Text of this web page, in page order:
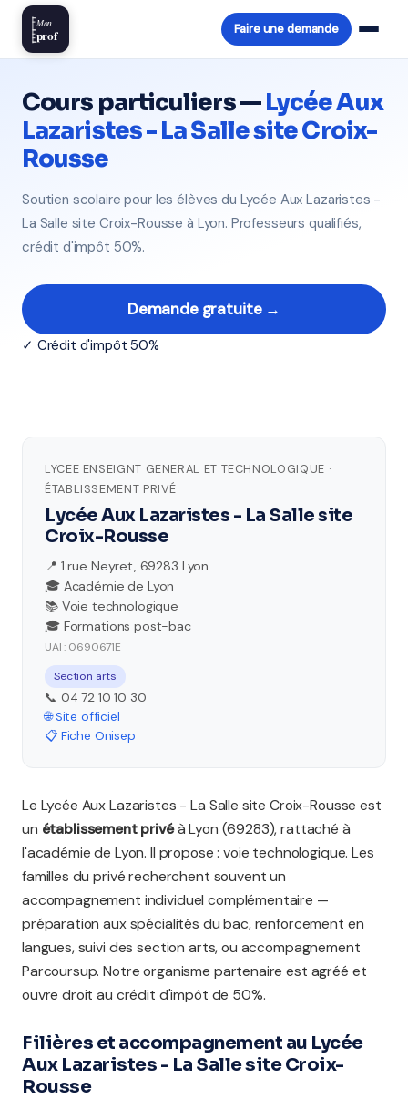
Mon
prof Faire une demande
Cours particuliers —Lycée Aux
Lazaristes - La Salle site Croix-
Rousse
Soutien scolaire pour les élèves du Lycée Aux Lazaristes -
La Salle site Croix-Rousse à Lyon. Professeurs qualifiés,
crédit d'impôt 50%.
Demande gratuite →
✓ Crédit d'impôt 50%
LYCEE ENSEIGNT GENERAL ET TECHNOLOGIQUE ·
ÉTABLISSEMENT PRIVÉ
Lycée Aux Lazaristes - La Salle site
Croix-Rousse
📍 1 rue Neyret, 69283 Lyon
🎓 Académie de Lyon
📚 Voie technologique
🎓 Formations post-bac
UAI : 0690671E
Section arts
📞 04 72 10 10 30
🌐 Site officiel
📋 Fiche Onisep
Le Lycée Aux Lazaristes - La Salle site Croix-Rousse est
un établissement privéà Lyon (69283), rattaché à
l'académie de Lyon. Il propose : voie technologique. Les
familles du privé recherchent souvent un
accompagnement individuel complémentaire —
préparation aux spécialités du bac, renforcement en
langues, suivi des section arts, ou accompagnement
Parcoursup. Notre organisme partenaire est agréé et
ouvre droit au crédit d'impôt de 50%.
Filières et accompagnement au Lycée
Aux Lazaristes - La Salle site Croix-
Rousse